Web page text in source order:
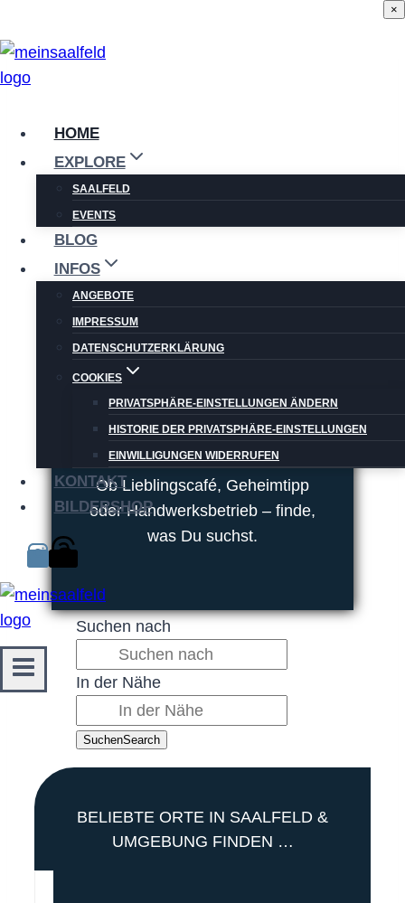
Zum
springen
HOME
EXPLORE
SAALFELD
EVENTS
BLOG
INFOS
ANGEBOTE
IMPRESSUM
DATENSCHUTZERKLÄRUNG
COOKIES
PRIVATSPHÄRE-EINSTELLUNGEN ÄNDERN
HISTORIE DER PRIVATSPHÄRE-EINSTELLUNGEN
EINWILLIGUNGEN WIDERRUFEN
KONTAKT
BILDERSHOP
Willkommen in Saalfeld!
Ob Lieblingscafé, Geheimtipp
oder Handwerksbetrieb – finde,
was Du suchst.
Suchen nach
In der Nähe
SuchenSearch
BELIEBTE ORTE IN SAALFELD &
UMGEBUNG FINDEN …
×